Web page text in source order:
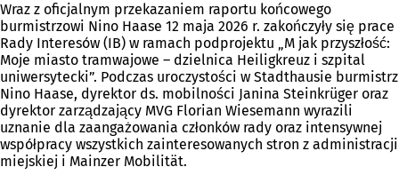
Wraz z oficjalnym przekazaniem raportu końcowego
burmistrzowi Nino Haase 12 maja 2026 r. zakończyły się prace
Rady Interesów (IB) w ramach podprojektu „M jak przyszłość:
Moje miasto tramwajowe – dzielnica Heiligkreuz i szpital
uniwersytecki”. Podczas uroczystości w Stadthausie burmistrz
Nino Haase, dyrektor ds. mobilności Janina Steinkrüger oraz
dyrektor zarządzający MVG Florian Wiesemann wyrazili
uznanie dla zaangażowania członków rady oraz intensywnej
współpracy wszystkich zainteresowanych stron z administracji
miejskiej i Mainzer Mobilität.